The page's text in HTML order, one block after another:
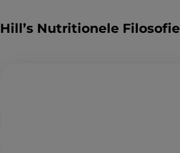
Hill’s Nutritionele Filosofie